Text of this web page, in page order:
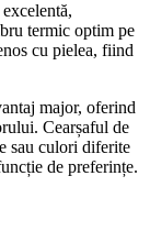
termic optim pe
cu pielea, fiind
major, oferind
Cearșaful de
sau culori diferite
de preferințe.